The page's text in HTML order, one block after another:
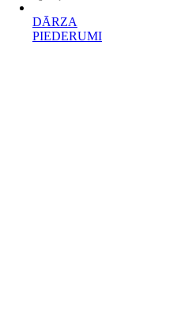
DĀRZA
PIEDERUMI